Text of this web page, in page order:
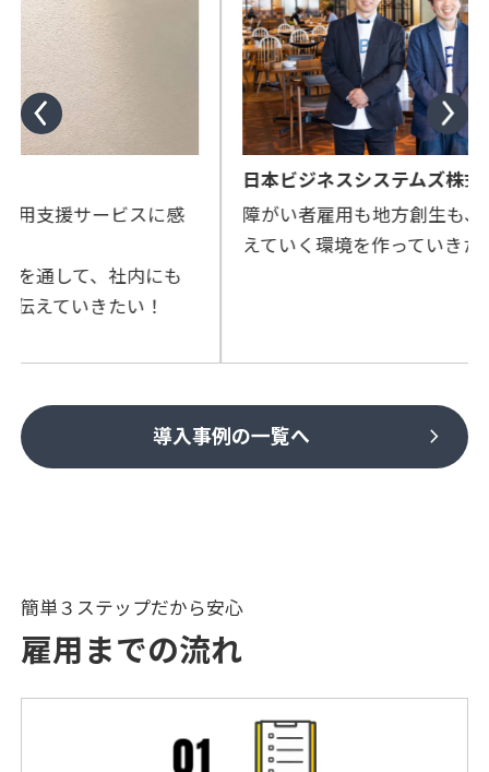
感
も
日本ビジネスシステムズ株式会社
障がい者雇用も地方創生も、全社員が一緒に考
えていく環境を作っていきたい！
導入事例の一覧へ chevron_right
簡単３ステップだから安心
雇用までの流れ